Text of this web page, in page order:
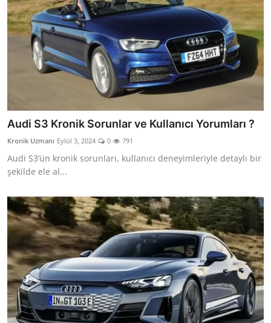
Audi S3 Kronik Sorunlar ve Kullanıcı Yorumları ?
Kronik Uzmanı Eylül 3, 2024 0 791
Audi S3’ün kronik sorunları, kullanıcı deneyimleriyle detaylı bir
şekilde ele al...